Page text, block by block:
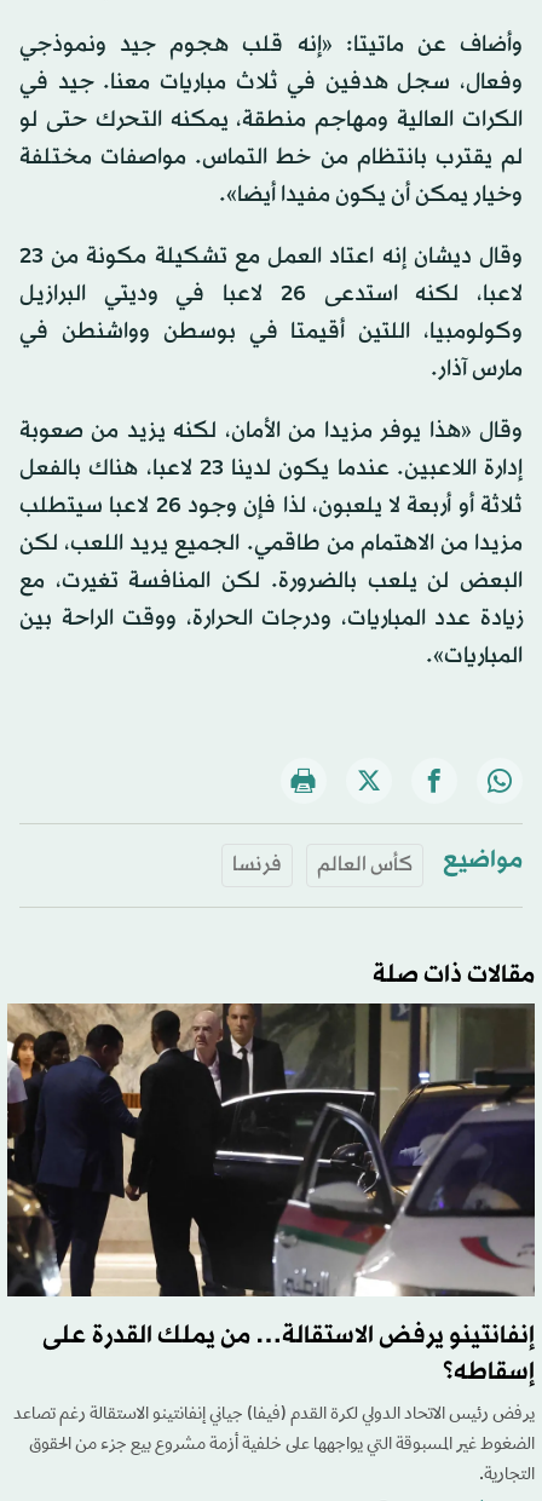
وأضاف عن ماتيتا: «إنه قلب هجوم جيد ونموذجي
وفعال، سجل هدفين في ثلاث مباريات معنا. جيد في
الكرات العالية ومهاجم منطقة، يمكنه التحرك حتى لو
لم يقترب بانتظام من خط التماس. مواصفات مختلفة
وخيار يمكن أن يكون مفيدا أيضا».
وقال ديشان إنه اعتاد العمل مع تشكيلة مكونة من 23
لاعبا، لكنه استدعى 26 لاعبا في وديتي البرازيل
وكولومبيا، اللتين أقيمتا في بوسطن وواشنطن في
مارس آذار.
وقال «هذا يوفر مزيدا من الأمان، لكنه يزيد من صعوبة
إدارة اللاعبين. عندما يكون لدينا 23 لاعبا، هناك بالفعل
ثلاثة أو أربعة لا يلعبون، لذا فإن وجود 26 لاعبا سيتطلب
مزيدا من الاهتمام من طاقمي. الجميع يريد اللعب، لكن
البعض لن يلعب بالضرورة. لكن المنافسة تغيرت، مع
زيادة عدد المباريات، ودرجات الحرارة، ووقت الراحة بين
المباريات».
مواضيع كأس العالم فرنسا
مقالات ذات صلة
إنفانتينو يرفض الاستقالة… من يملك القدرة على
إسقاطه؟
يرفض رئيس الاتحاد الدولي لكرة القدم (فيفا) جياني إنفانتينو الاستقالة رغم تصاعد
الضغوط غير المسبوقة التي يواجهها على خلفية أزمة مشروع بيع جزء من الحقوق
التجارية.